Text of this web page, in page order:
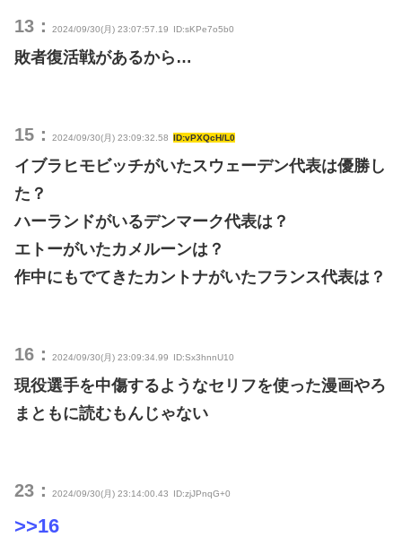
13： 2024/09/30(月) 23:07:57.19 ID:sKPe7o5b0
敗者復活戦があるから…
15： 2024/09/30(月) 23:09:32.58 ID:vPXQcH/L0
イブラヒモビッチがいたスウェーデン代表は優勝し
た？
ハーランドがいるデンマーク代表は？
エトーがいたカメルーンは？
作中にもでてきたカントナがいたフランス代表は？
16： 2024/09/30(月) 23:09:34.99 ID:Sx3hnnU10
現役選手を中傷するようなセリフを使った漫画やろ
まともに読むもんじゃない
23： 2024/09/30(月) 23:14:00.43 ID:zjJPnqG+0
>>16